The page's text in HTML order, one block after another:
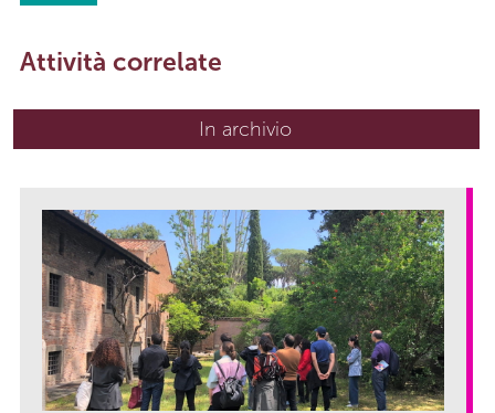
Attività correlate
In archivio